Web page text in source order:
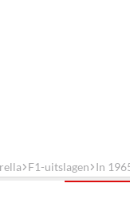
F1-uitslagen In